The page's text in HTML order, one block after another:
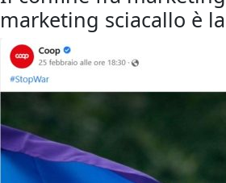
marketing sciacallo è